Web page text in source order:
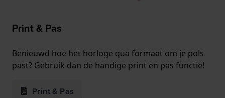
Print & Pas
Benieuwd hoe het horloge qua formaat om je pols
past? Gebruik dan de handige print en pas functie!
Print & Pas